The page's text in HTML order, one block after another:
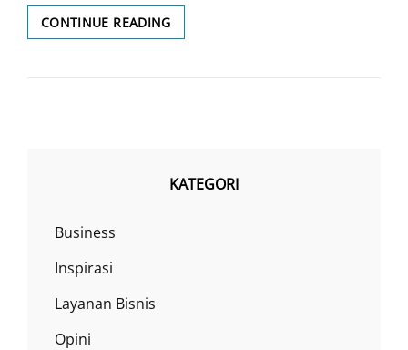
CONTINUE READINGBAHAN
DASAR
KATEGORI
Business
Inspirasi
Layanan Bisnis
Opini